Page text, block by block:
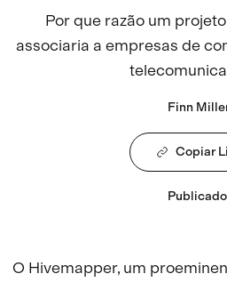
Por que razão um
associaria a empresas de
Finn
Copiar
Publicado
O Hivemapper, um